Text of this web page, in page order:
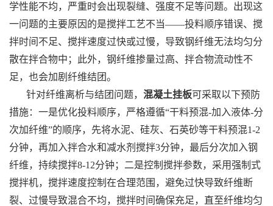
学性能不均，严重时会出现裂缝、强度不足等问题。出现这
一问题的主要原因的是搅拌工艺不当——投料顺序错误、搅
拌时间不足、搅拌速度过快或过慢，导致钢纤维无法均匀分
散在拌合物中；此外，钢纤维掺量过高、拌合物流动性不
足，也会加剧纤维结团。
针对纤维离析与结团问题， 混凝土挂板可采取以下预防
措施：一是优化投料顺序，严格遵循“干料预混-加入液体-分
次加纤维”的顺序，先将水泥、硅灰、石英砂等干料预混1-2
分钟，再加入拌合水和减水剂搅拌3分钟，最后分次加入钢
纤维，持续搅拌8-12分钟；二是控制搅拌参数，采用强制式
搅拌机，搅拌速度控制在合理范围，避免过快导致纤维断
裂、过慢导致混合不均，搅拌时间确保充足，直至纤维均匀